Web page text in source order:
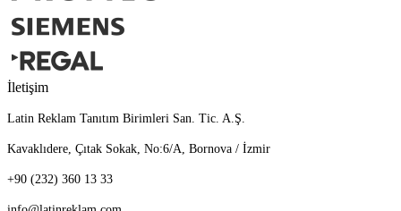
İletişim
Latin Reklam Tanıtım Birimleri San. Tic. A.Ş.
Kavaklıdere, Çıtak Sokak, No:6/A, Bornova / İzmir
+90 (232) 360 13 33